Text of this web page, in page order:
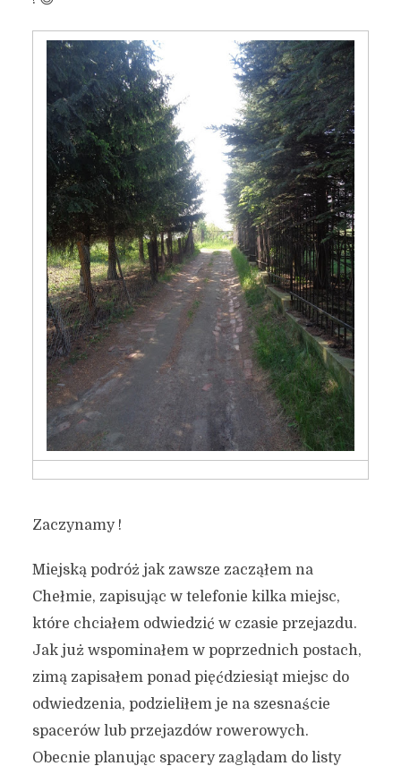
Zaczynamy !
Miejską podróż jak zawsze zacząłem na
Chełmie, zapisując w telefonie kilka miejsc,
które chciałem odwiedzić w czasie przejazdu.
Jak już wspominałem w poprzednich postach,
zimą zapisałem ponad pięćdziesiąt miejsc do
odwiedzenia, podzieliłem je na szesnaście
spacerów lub przejazdów rowerowych.
Obecnie planując spacery zaglądam do listy